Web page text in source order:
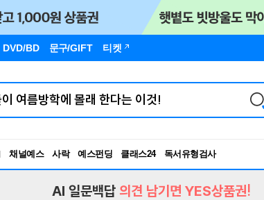
DVD/BD 문구/GIFT 티켓
채널예스 사락 예스펀딩 클래스24
독서유형검사
RBTI Lab
AI 일문백답 의견 남기면 YES상품권!